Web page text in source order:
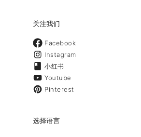
关注我们
Facebook
Instagram
小红书
Youtube
Pinterest
选择语言